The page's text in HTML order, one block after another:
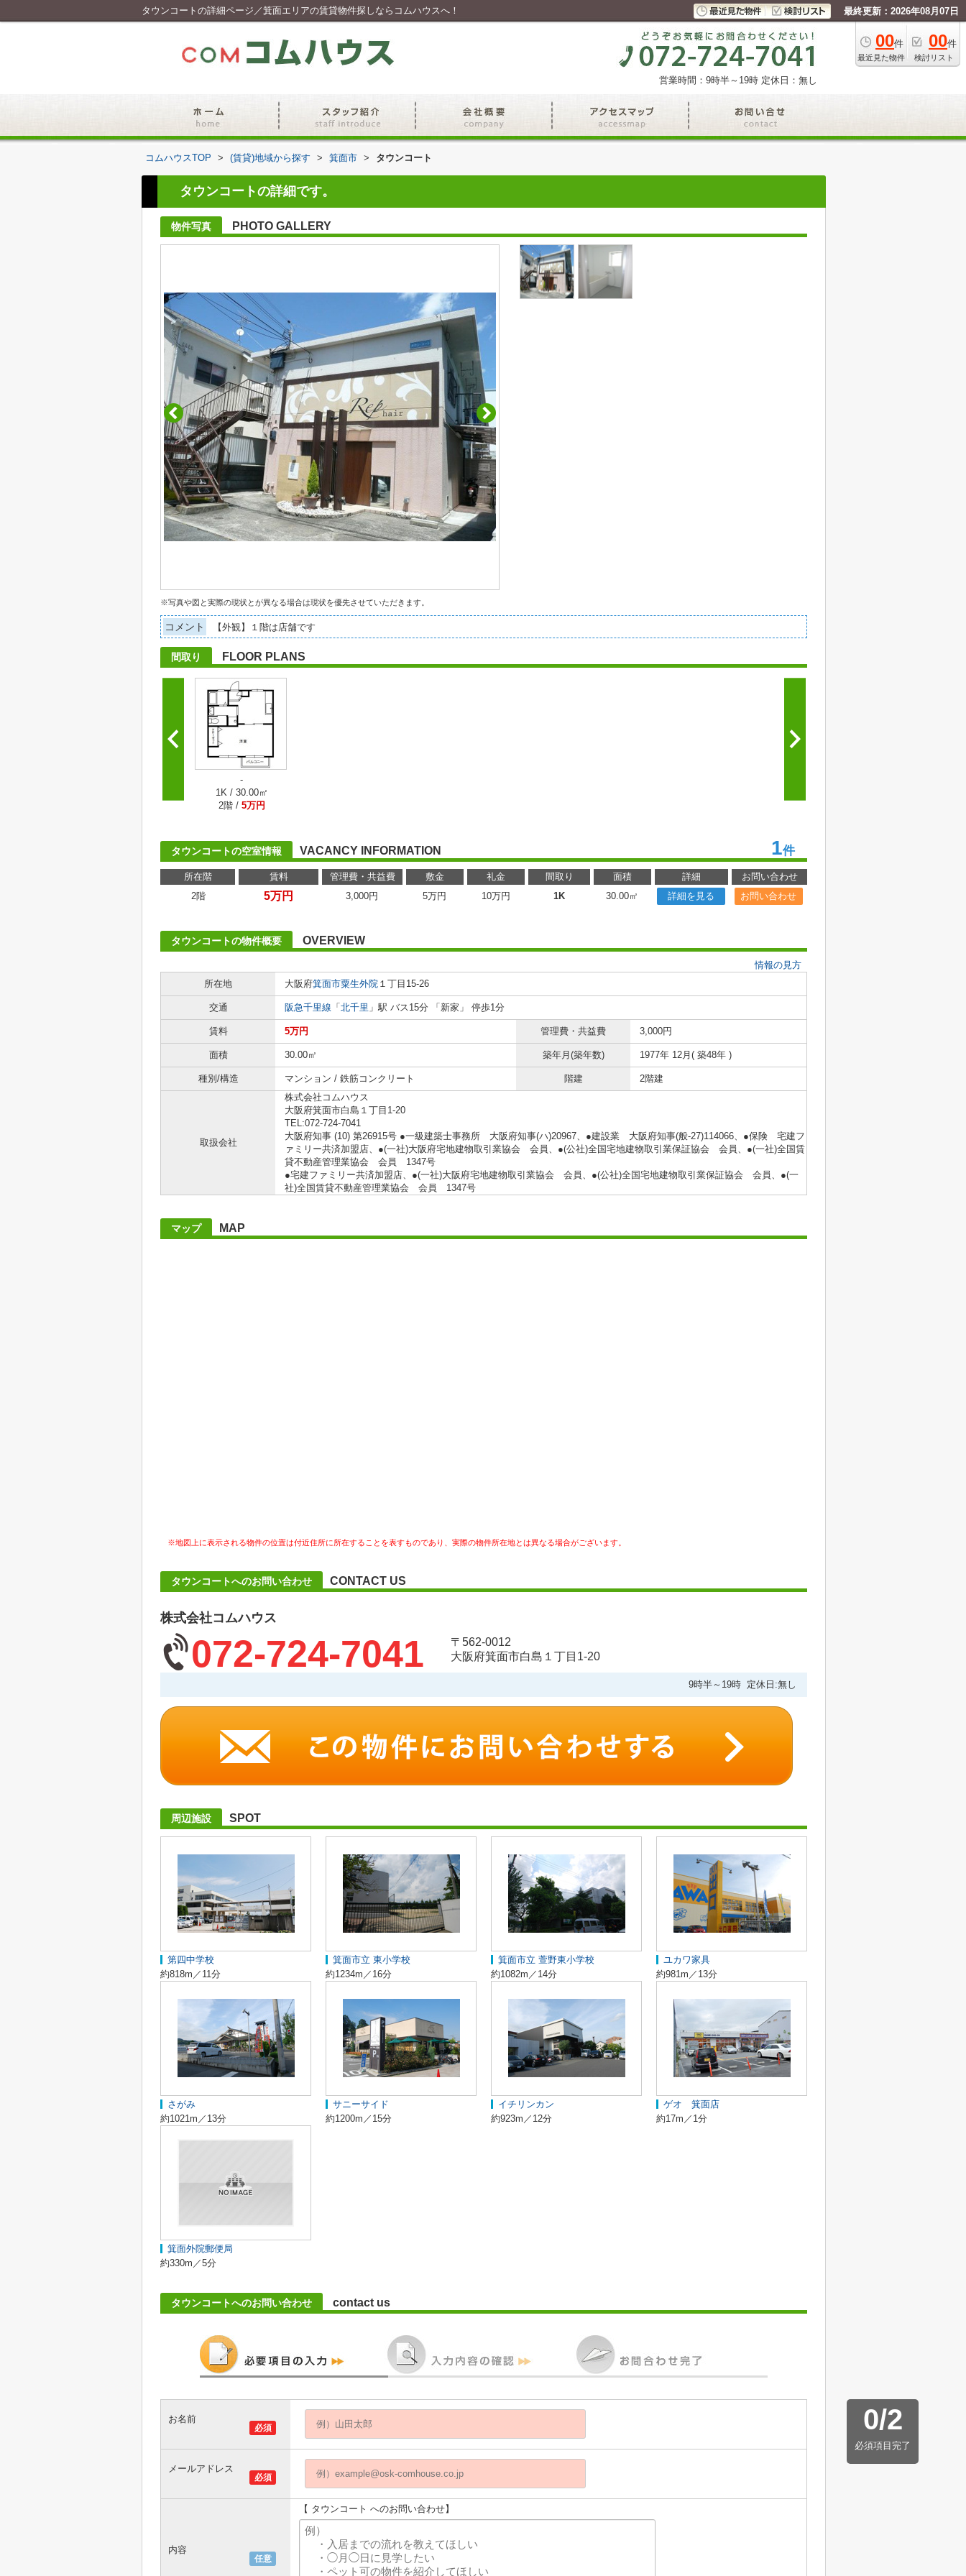
タウンコートの詳細ページ／箕面エリアの賃貸物件探しならコムハウスへ！ 最終更新：2026年08月07日
00件
最近見た物件
00件
検討リスト
営業時間：9時半～19時 定休日：無し
コムハウスTOP > (賃貸)地域から探す > 箕面市 > タウンコート
タウンコートの詳細です。
物件写真 PHOTO GALLERY
※写真や図と実際の現状とが異なる場合は現状を優先させていただきます。
コメント 【外観】１階は店舗です
間取り FLOOR PLANS
-
1K / 30.00㎡
2階 / 5万円
タウンコートの空室情報 VACANCY INFORMATION 1件
所在階 賃料 管理費・共益費 敷金 礼金 間取り 面積 詳細
お問い合わせ
2階
5万円 3,000円 5万円 10万円 1K 30.00㎡ 詳細を見る お問い合わせ
タウンコートの物件概要 OVERVIEW
情報の見方
所在地
大阪府箕面市粟生外院 １丁目15-26
交通 阪急千里線 「 北千里 」駅 バス15分 「新家」 停歩1分
賃料 5万円 管理費・共益費 3,000円
面積 30.00㎡ 築年月(築年数) 1977年 12月( 築48年 )
種別/構造 マンション / 鉄筋コンクリート 階建 2階建
取扱会社
株式会社コムハウス
大阪府箕面市白島１丁目1-20
TEL:072-724-7041
大阪府知事 (10) 第26915号 ●一級建築士事務所 大阪府知事(ハ)20967、●建設業 大阪府知事(般‐27)114066、●保険 宅建フ
ァミリー共済加盟店、●(一社)大阪府宅地建物取引業協会 会員、●(公社)全国宅地建物取引業保証協会 会員、●(一社)全国賃
貸不動産管理業協会 会員 1347号
●宅建ファミリー共済加盟店、●(一社)大阪府宅地建物取引業協会 会員、●(公社)全国宅地建物取引業保証協会 会員、●(一
社)全国賃貸不動産管理業協会 会員 1347号
マップ MAP
※地図上に表示される物件の位置は付近住所に所在することを表すものであり、実際の物件所在地とは異なる場合がございます。
タウンコートへのお問い合わせ CONTACT US
株式会社コムハウス
072-724-7041
〒562-0012
大阪府箕面市白島１丁目1-20
9時半～19時 定休日:無し
周辺施設 SPOT
第四中学校
約818m／11分
箕面市立 東小学校
約1234m／16分
箕面市立 萱野東小学校
約1082m／14分
ユカワ家具
約981m／13分
さがみ
約1021m／13分
サニーサイド
約1200m／15分
イチリンカン
約923m／12分
ゲオ 箕面店
約17m／1分
箕面外院郵便局
約330m／5分
タウンコートへのお問い合わせ contact us
0/2
必須項目完了
必須
お名前
必須
メールアドレス
任意
内容
【 タウンコート へのお問い合わせ】